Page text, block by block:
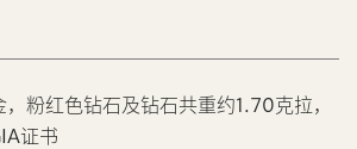
分享到Facebook
粉红色钻石及钻石共重约1.70克拉，
证书